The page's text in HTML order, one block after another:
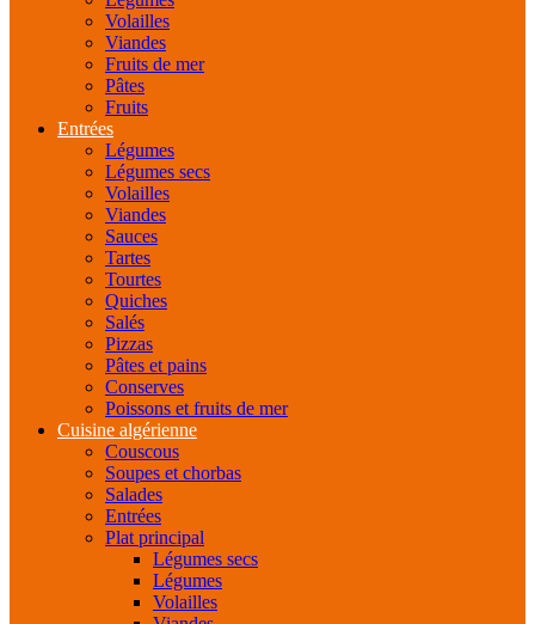
Volailles
Viandes
Fruits de mer
Pâtes
Fruits
Entrées
Légumes
Légumes secs
Volailles
Viandes
Sauces
Tartes
Tourtes
Quiches
Salés
Pizzas
Pâtes et pains
Conserves
Poissons et fruits de mer
Cuisine algérienne
Couscous
Soupes et chorbas
Salades
Entrées
Plat principal
Légumes secs
Légumes
Volailles